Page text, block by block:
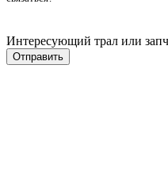
Интересующий трал или
Отправить